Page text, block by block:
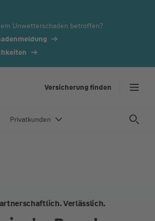
Unwetterschaden betroffen?
Versicherung finden
Privatkunden
Verlässlich.